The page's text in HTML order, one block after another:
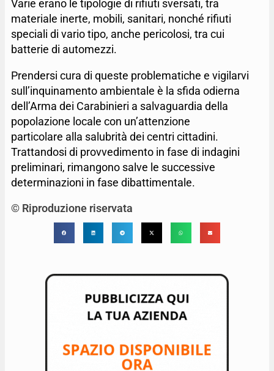
Varie erano le tipologie di rifiuti sversati, tra
materiale inerte, mobili, sanitari, nonché rifiuti
speciali di vario tipo, anche pericolosi, tra cui
batterie di automezzi.
Prendersi cura di queste problematiche e vigilarvi
sull’inquinamento ambientale è la sfida odierna
dell’Arma dei Carabinieri a salvaguardia della
popolazione locale con un’attenzione
particolare alla salubrità dei centri cittadini.
Trattandosi di provvedimento in fase di indagini
preliminari, rimangono salve le successive
determinazioni in fase dibattimentale.
© Riproduzione riservata